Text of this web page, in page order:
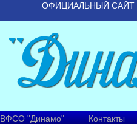
ОФИЦИАЛЬНЫЙ САЙТ
"Динамо" Контакты